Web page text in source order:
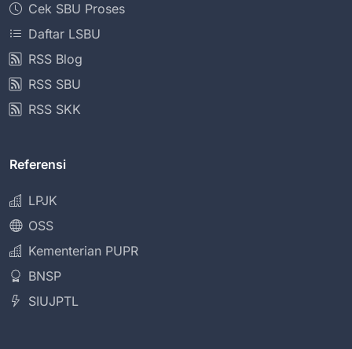
Cek SBU Proses
Daftar LSBU
RSS Blog
RSS SBU
RSS SKK
Referensi
LPJK
OSS
Kementerian PUPR
BNSP
SIUJPTL